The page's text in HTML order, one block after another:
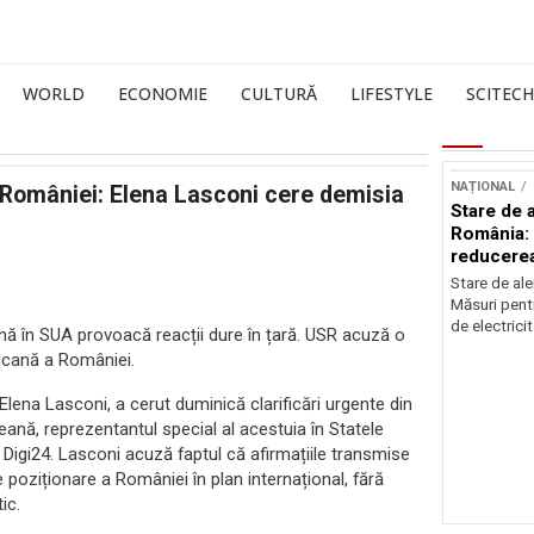
WORLD ECONOMIE CULTURĂ LIFESTYLE SCITECH
Elena Lasconi cere demisia
în SUA provoacă reacții dure în țară. USR acuză o
a României.
Lasconi, a cerut duminică clarificări urgente din
reprezentantul special al acestuia în Statele
Lasconi acuză faptul că afirmațiile transmise
a României în plan internațional, fără
NAȚIONAL
Stare de
Stare de
Măsuri
de